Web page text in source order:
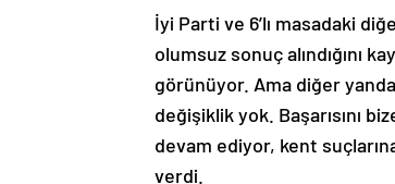
İyi Parti ve 6’lı masadaki
olumsuz sonuç alındığını
görünüyor. Ama diğer
değişiklik yok. Başarısını
devam ediyor, kent
verdi.